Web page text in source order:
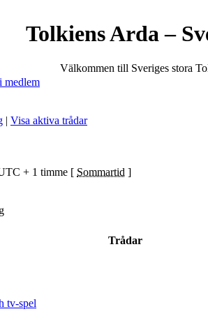
Tolkiens Arda –
Välkommen till Sveriges stora
medlem
| Visa aktiva trådar
+ 1 timme [ Sommartid ]
Trådar
tv-spel